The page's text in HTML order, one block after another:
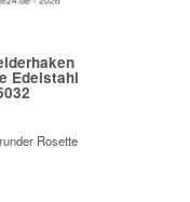
Edelstahl
Rosette